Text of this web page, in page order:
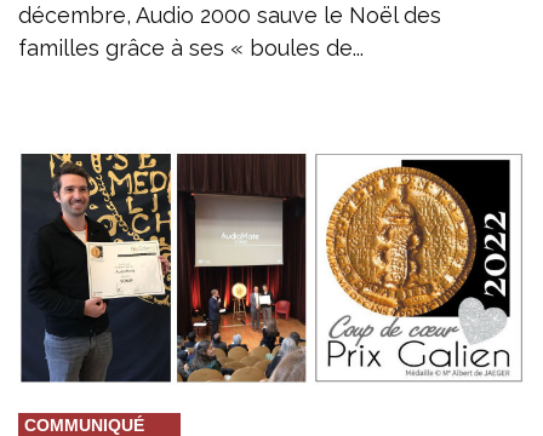
décembre, Audio 2000 sauve le Noël des
familles grâce à ses « boules de...
COMMUNIQUÉ